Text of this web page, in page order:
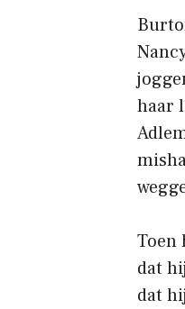
haar
Toen
dat
dat